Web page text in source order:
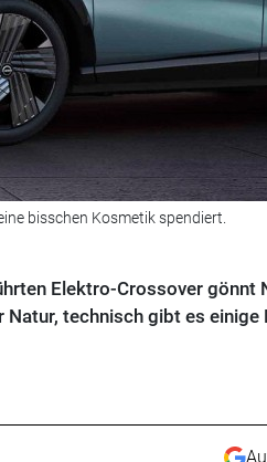
bisschen Kosmetik spendiert.
Elektro-Crossover gönnt
technisch gibt es einige